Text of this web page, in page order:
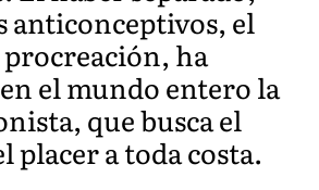
anticonceptivos, el
procreación, ha
el mundo entero la
que busca el
placer a toda costa.